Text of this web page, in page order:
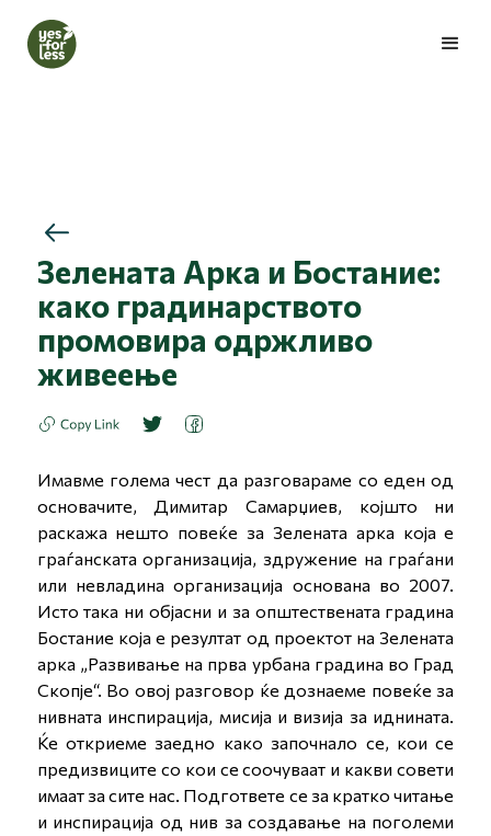
Зелената Арка и Бостание:
како градинарството
промовира одржливо
живеење
Имавме голема чест да разговараме со еден од
основачите, Димитар Самарџиев, којшто ни
раскажа нешто повеќе за Зелената арка која е
граѓанската организација, здружение на граѓани
или невладина организација основана во 2007.
Исто така ни објасни и за општествената градина
Бостание која е резултат од проектот на Зелената
арка „Развивање на прва урбана градина во Град
Скопје“. Во овој разговор ќе дознаеме повеќе за
нивната инспирација, мисија и визија за иднината.
Ќе откриеме заедно како започнало се, кои се
предизвиците со кои се соочуваат и какви совети
имаат за сите нас. Подгответе се за кратко читање
и инспирација од нив за создавање на поголеми